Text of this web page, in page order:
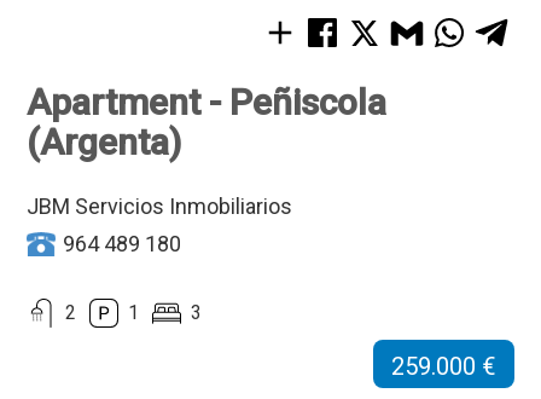
Apartment - Peñiscola
(Argenta)
JBM Servicios Inmobiliarios
964 489 180
2 3
1
259.000 €